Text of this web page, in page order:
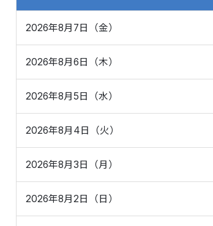
2026年8月7日（金）
2026年8月6日（木）
2026年8月5日（水）
2026年8月4日（火）
2026年8月3日（月）
2026年8月2日（日）